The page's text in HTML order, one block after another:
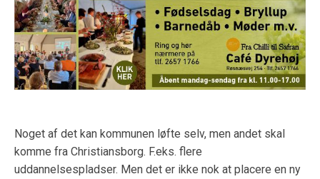
Noget af det kan kommunen løfte selv, men andet skal
komme fra Christiansborg. F.eks. flere
uddannelsespladser. Men det er ikke nok at placere en ny